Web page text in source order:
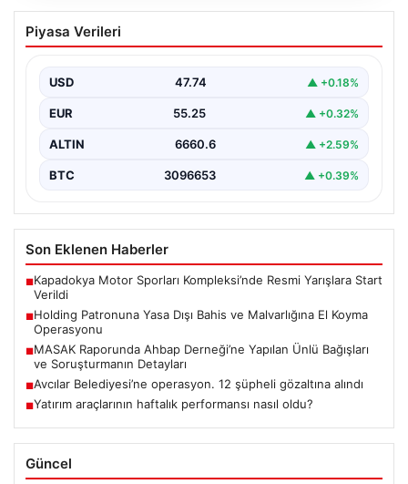
MASAK Raporunda Ahbap Derneği’ne
Yapılan Ünlü Bağışları ve Soruşturmanın
Ahbap Derneği’ne yönelik devam eden soruşturma
incelemesi yapıldı. Mali…
Piyasa Verileri
USD 47.74 ▲ +0.18%
EUR 55.25 ▲ +0.32%
ALTIN 6660.6 ▲ +2.59%
BTC 3096653 ▲ +0.39%
Son Eklenen Haberler
■Kapadokya Motor Sporları Kompleksi’nde Resmi Yarışlara Start
Verildi
■Holding Patronuna Yasa Dışı Bahis ve Malvarlığına El Koyma
Operasyonu
■MASAK Raporunda Ahbap Derneği’ne Yapılan Ünlü Bağışları
ve Soruşturmanın Detayları
■Avcılar Belediyesi’ne operasyon. 12 şüpheli gözaltına alındı
■Yatırım araçlarının haftalık performansı nasıl oldu?
Güncel